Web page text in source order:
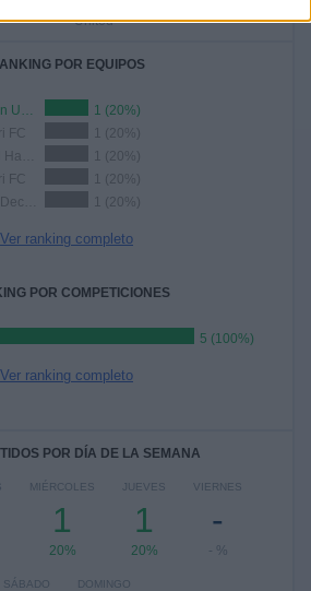
United
POR EQUIPOS
Rajasthan United
1 (20%)
FC
1 (20%)
1 (20%)
FC
1 (20%)
1 (20%)
Ver ranking completo
POR COMPETICIONES
5 (100%)
Ver ranking completo
POR DÍA DE LA SEMANA
MIÉRCOLES
1
20%
JUEVES
1
20%
VIERNES
-
- %
SÁBADO DOMINGO